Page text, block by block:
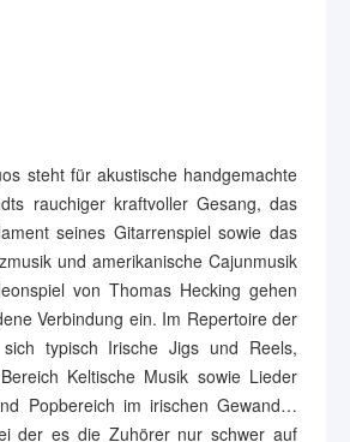
steht für akustische handgemachte
rauchiger kraftvoller Gesang, das
seines Gitarrenspiel sowie das
und amerikanische Cajunmusik
von Thomas Hecking gehen
Verbindung ein. Im Repertoire der
typisch Irische Jigs und Reels,
Keltische Musik sowie Lieder
Popbereich im irischen Gewand…
der es die Zuhörer nur schwer auf